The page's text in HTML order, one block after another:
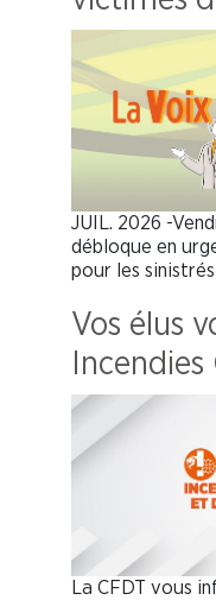
JUIL. 2026 -
débloque en
pour les sinistrés
Vos élus
La CFDT vous